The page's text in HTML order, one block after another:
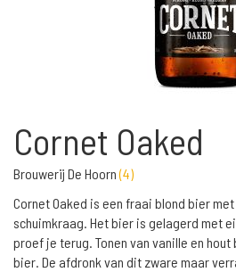
Cornet Oaked
Brouwerij De Hoorn(4)
Cornet Oaked is een fraai blond bier
schuimkraag. Het bier is gelagerd met
proef je terug. Tonen van vanille en
bier. De afdronk van dit zware maar